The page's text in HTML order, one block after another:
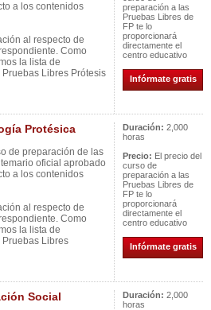
a los contenidos
al respecto de
Como
la lista de
Libres Prótesis
preparación a las
Pruebas Libres de
FP te lo
proporcionará
directamente el
centro educativo
Infórmate gratis
Protésica
de preparación de las
oficial aprobado
a los contenidos
al respecto de
Como
la lista de
Libres
Duración: 2,000
horas
Precio: El precio del
curso de
preparación a las
Pruebas Libres de
FP te lo
proporcionará
directamente el
centro educativo
Infórmate gratis
Social Duración: 2,000
horas